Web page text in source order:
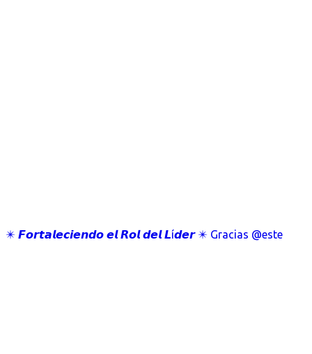
✴️ 𝙁𝙤𝙧𝙩𝙖𝙡𝙚𝙘𝙞𝙚𝙣𝙙𝙤 𝙚𝙡 𝙍𝙤𝙡 𝙙𝙚𝙡 𝙇í𝙙𝙚𝙧 ✴️ Gracias @este